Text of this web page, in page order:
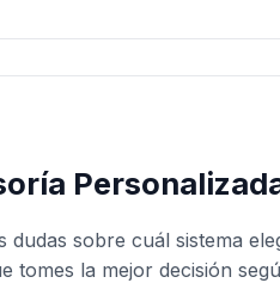
dudas sobre cuál sistema
tomes la mejor decisión